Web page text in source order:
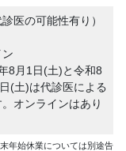
医の可能性有り）
8月1日(土)と令和8
(土)は代診医による
オンラインはあり
年始休業については別途告